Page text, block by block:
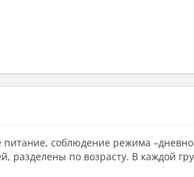
питание, соблюдение режима
разделены по возрасту. В каждой